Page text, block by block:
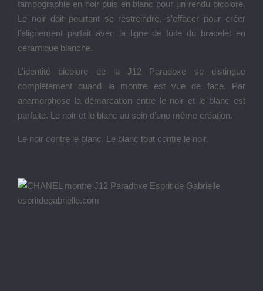
tampographie en noir puis en blanc pour un rendu bicolore.
Le noir doit pourtant se restreindre, s’effacer pour créer
l’alignement parfait avec la ligne de fuite du bracelet en
céramique blanche.
L’identité bicolore de la J12 Paradoxe se distingue
complètement quand la montre est vue de face. Par
anamorphose la démarcation entre le noir et le blanc est
parfaite. Le noir et le blanc au sein d’une même création.
Le noir contre le blanc. Le blanc tout contre le noir.